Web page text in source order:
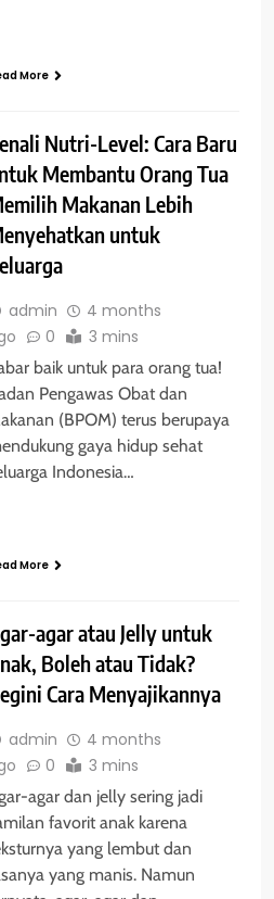
More
Nutri-Level: Cara Baru
Membantu Orang Tua
Makanan Lebih
untuk
admin
4 months
0 3 mins
baik untuk para orang tua!
Pengawas Obat dan
(BPOM) terus berupaya
gaya hidup sehat
Indonesia…
More
agar atau Jelly untuk
Boleh atau Tidak?
Cara Menyajikannya
admin
4 months
0 3 mins
agar dan jelly sering jadi
favorit anak karena
yang lembut dan
yang manis. Namun